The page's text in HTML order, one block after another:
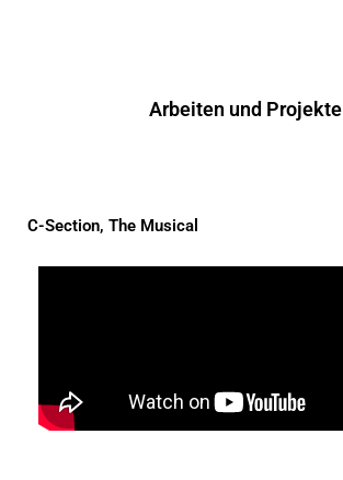
Arbeiten und Projekte
C-Section, The Musical